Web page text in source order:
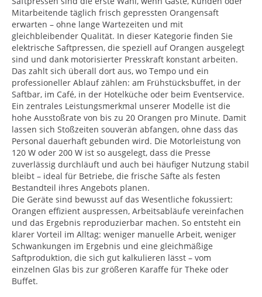
Mitarbeitende täglich frisch gepressten Orangensaft
erwarten – ohne lange Wartezeiten und mit
gleichbleibender Qualität. In dieser Kategorie finden Sie
elektrische Saftpressen, die speziell auf Orangen ausgelegt
sind und dank motorisierter Presskraft konstant arbeiten.
Das zahlt sich überall dort aus, wo Tempo und ein
professioneller Ablauf zählen: am Frühstücksbuffet, in der
Saftbar, im Café, in der Hotelküche oder beim Eventservice.
Ein zentrales Leistungsmerkmal unserer Modelle ist die
hohe Ausstoßrate von bis zu 20 Orangen pro Minute. Damit
lassen sich Stoßzeiten souverän abfangen, ohne dass das
Personal dauerhaft gebunden wird. Die Motorleistung von
120 W oder 200 W ist so ausgelegt, dass die Presse
zuverlässig durchläuft und auch bei häufiger Nutzung stabil
bleibt – ideal für Betriebe, die frische Säfte als festen
Bestandteil ihres Angebots planen.
Die Geräte sind bewusst auf das Wesentliche fokussiert:
Orangen effizient auspressen, Arbeitsabläufe vereinfachen
und das Ergebnis reproduzierbar machen. So entsteht ein
klarer Vorteil im Alltag: weniger manuelle Arbeit, weniger
Schwankungen im Ergebnis und eine gleichmäßige
Saftproduktion, die sich gut kalkulieren lässt – vom
einzelnen Glas bis zur größeren Karaffe für Theke oder
Buffet.